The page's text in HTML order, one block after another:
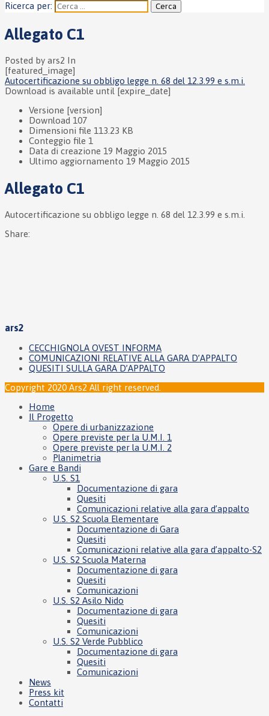
Ricerca per:
Allegato C1
Posted by ars2
In
[featured_image]
Autocertificazione su obbligo legge n. 68 del 12.3.99 e s.m.i.
Download is available until [expire_date]
Versione [version]
Download 107
Dimensioni file 113.23 KB
Conteggio file 1
Data di creazione 19 Maggio 2015
Ultimo aggiornamento 19 Maggio 2015
Allegato C1
Autocertificazione su obbligo legge n. 68 del 12.3.99 e s.m.i.
Share:
ars2
CECCHIGNOLA OVEST INFORMA
COMUNICAZIONI RELATIVE ALLA GARA D’APPALTO
QUESITI SULLA GARA D’APPALTO
Copyright 2020 Ars2 All right reserved.
Home
Il Progetto
Opere di urbanizzazione
Opere previste per la U.M.I. 1
Opere previste per la U.M.I. 2
Planimetria
Gare e Bandi
U.S. S1
Documentazione di gara
Quesiti
Comunicazioni relative alla gara d’appalto
U.S. S2 Scuola Elementare
Documentazione di Gara
Quesiti
Comunicazioni relative alla gara d’appalto-S2
U.S. S2 Scuola Materna
Documentazione di gara
Quesiti
Comunicazioni
U.S. S2 Asilo Nido
Documentazione di gara
Quesiti
Comunicazioni
U.S. S2 Verde Pubblico
Documentazione di gara
Quesiti
Comunicazioni
News
Press kit
Contatti